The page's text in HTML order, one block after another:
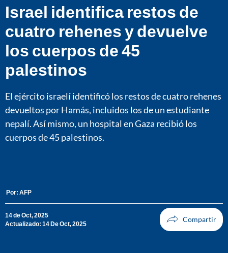
Israel identifica restos de
cuatro rehenes y devuelve
los cuerpos de 45
palestinos
El ejército israelí identificó los restos de cuatro rehenes
devueltos por Hamás, incluidos los de un estudiante
nepalí. Así mismo, un hospital en Gaza recibió los
cuerpos de 45 palestinos.
Por: AFP
14 de Oct, 2025
Actualizado: 14 De Oct, 2025